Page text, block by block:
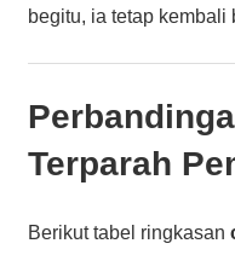
begitu, ia tetap kembali
Terparah
Berikut tabel ringkasan